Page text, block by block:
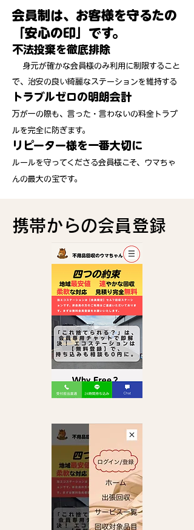
会員制は、お客様を守るたの
「安心の印」です。
不法投棄を徹底排除
身元が確かな会員様のみ利用に制限すること
で、治安の良い綺麗なステーションを維持する
トラブルゼロの明朗会計
万が一の際も、言った・言わないの料金トラブ
ルを完全に防ぎます。
リピーター様を一番大切に
ルールを守ってくださる会員様こそ、ウマちゃ
んの最大の宝です。
​携帯からの会員登録